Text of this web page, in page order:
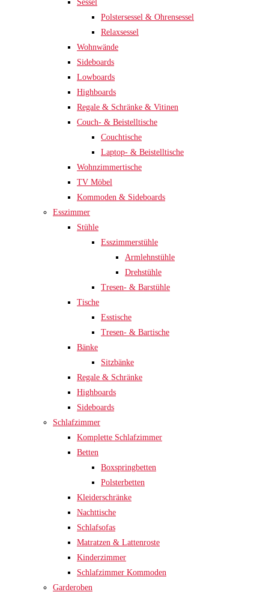
Sessel
Polstersessel & Ohrensessel
Relaxsessel
Wohnwände
Sideboards
Lowboards
Highboards
Regale & Schränke & Vitinen
Couch- & Beistelltische
Couchtische
Laptop- & Beistelltische
Wohnzimmertische
TV Möbel
Kommoden & Sideboards
Esszimmer
Stühle
Esszimmerstühle
Armlehnstühle
Drehstühle
Tresen- & Barstühle
Tische
Esstische
Tresen- & Bartische
Bänke
Sitzbänke
Regale & Schränke
Highboards
Sideboards
Schlafzimmer
Komplette Schlafzimmer
Betten
Boxspringbetten
Polsterbetten
Kleiderschränke
Nachttische
Schlafsofas
Matratzen & Lattenroste
Kinderzimmer
Schlafzimmer Kommoden
Garderoben